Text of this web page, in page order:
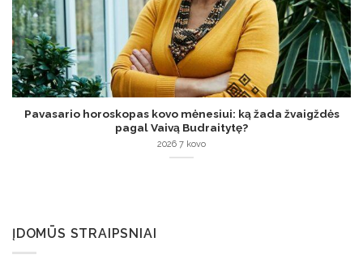
Pavasario horoskopas kovo mėnesiui: ką žada žvaigždės
pagal Vaivą Budraitytę?
2026 7 kovo
ĮDOMŪS STRAIPSNIAI